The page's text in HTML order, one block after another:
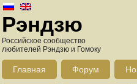
Рэндзю
Российское сообщество
любителей Рэндзю и Гомоку
Главная Форум